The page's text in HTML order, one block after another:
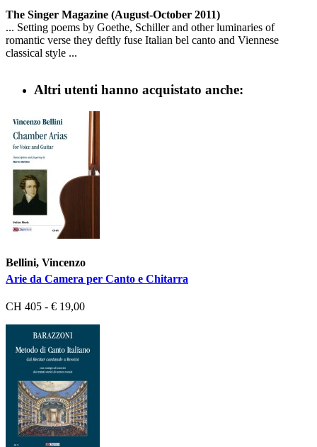
The Singer Magazine (August-October 2011)
... Setting poems by Goethe, Schiller and other luminaries of
romantic verse they deftly fuse Italian bel canto and Viennese
classical style ...
Altri utenti hanno acquistato anche:
Bellini, Vincenzo
Arie da Camera per Canto e Chitarra
CH 405 - € 19,00